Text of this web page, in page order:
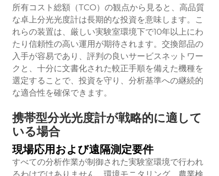
所有コスト総額（TCO）の観点から見ると、高品質
な卓上分光光度計は長期的な投資を意味します。こ
れらの装置は、厳しい実験室環境下で10年以上にわ
たり信頼性の高い運用が期待されます。交換部品の
入手が容易であり、評判の良いサービスネットワー
クと、十分に文書化された較正手順を備えた機種を
選定することで、投資を守り、分析基準への継続的
な適合性を確保できます。
携帯型分光光度計が戦略的に適して
いる場合
現場応用および遠隔測定要件
すべての分析作業が制御された実験室環境で行われ
るわけではありません。環境モニタリング、農業検